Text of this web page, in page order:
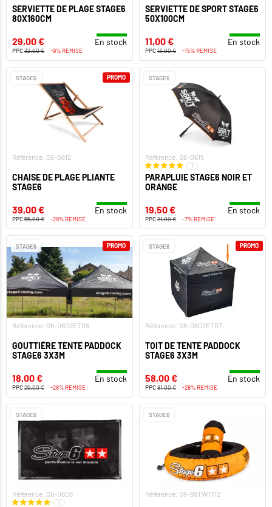
SERVIETTE DE PLAGE STAGE6
80X160CM
29,00 € En stock
PPC32,00 € -9% REMISE
SERVIETTE DE SPORT STAGE6
50X100CM
11,00 € En stock
PPC13,00 € -15% REMISE
STAGE6
Référence: S6-0612
CHAISE DE PLAGE PLIANTE
STAGE6
39,00 € En stock
PPC55,00 € -29% REMISE
PROMO STAGE6
Référence: S6-0615
1
PARAPLUIE STAGE6 NOIR ET
ORANGE
19,50 € En stock
PPC21,00 € -7% REMISE
STAGE6
Référence: S6-0602ET08
GOUTTIÈRE TENTE PADDOCK
STAGE6 3X3M
18,00 € En stock
PPC25,00 € -28% REMISE
PROMO STAGE6
Référence: S6-0602ET07
TOIT DE TENTE PADDOCK
STAGE6 3X3M
58,00 € En stock
PPC81,00 € -28% REMISE
PROMO
STAGE6
Référence: S6-0608
1
STAGE6
Référence: S6-99TW1712